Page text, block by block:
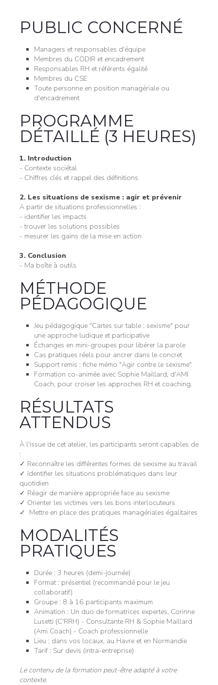
PUBLIC CONCERNÉ
Managers et responsables d'équipe
Membres du CODIR et encadrement
Responsables RH et référents égalité
Membres du CSE
Toute personne en position managériale ou
d'encadrement
PROGRAMME
DÉTAILLÉ (3 HEURES)
1. Introduction
- Contexte sociétal
- Chiffres clés et rappel des définitions
2. Les situations de sexisme : agir et prévenir
A partir de situations professionnelles :
- identifier les impacts
- trouver les solutions possibles
- mesurer les gains de la mise en action
3. Conclusion
- Ma boîte à outils
MÉTHODE
PÉDAGOGIQUE
Jeu pédagogique "Cartes sur table : sexisme" pour
une approche ludique et participative
Échanges en mini-groupes pour libérer la parole
Cas pratiques réels pour ancrer dans le concret
Support remis : fiche mémo "Agir contre le sexisme"
Formation co-animée avec Sophie Maillard, d'AMI
Coach, pour croiser les approches RH et coaching.
RÉSULTATS
ATTENDUS
À l'issue de cet atelier, les participants seront capables de
:
✓ Reconnaître les différentes formes de sexisme au travail
✓ Identifier les situations problématiques dans leur
quotidien
✓ Réagir de manière appropriée face au sexisme
✓ Orienter les victimes vers les bons interlocuteurs
✓ Mettre en place des pratiques managériales égalitaires
MODALITÉS
PRATIQUES
Durée : 3 heures (demi-journée)
Format : présentiel (recommandé pour le jeu
collaboratif)
Groupe : 8 à 16 participants maximum
Animation : Un duo de formatrices expertes, Corinne
Lusetti (C'RRH) - Consultante RH & Sophie Maillard
(Ami Coach) - Coach professionnelle
Lieu : dans vos locaux, au Havre et en Normandie
Tarif : Sur devis (intra-entreprise)
Le contenu de la formation peut-être adapté à votre
contexte.